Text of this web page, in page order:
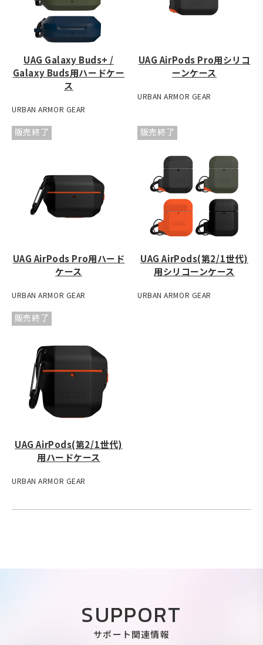
UAG Galaxy Buds+ /
Galaxy Buds用ハードケー
ス
URBAN ARMOR GEAR
UAG AirPods Pro用シリコ
ーンケース
URBAN ARMOR GEAR
販売終了
UAG AirPods Pro用ハード
ケース
URBAN ARMOR GEAR
販売終了
UAG AirPods(第2/1世代)
用シリコーンケース
URBAN ARMOR GEAR
販売終了
UAG AirPods(第2/1世代)
用ハードケース
URBAN ARMOR GEAR
SUPPORT
サポート関連情報